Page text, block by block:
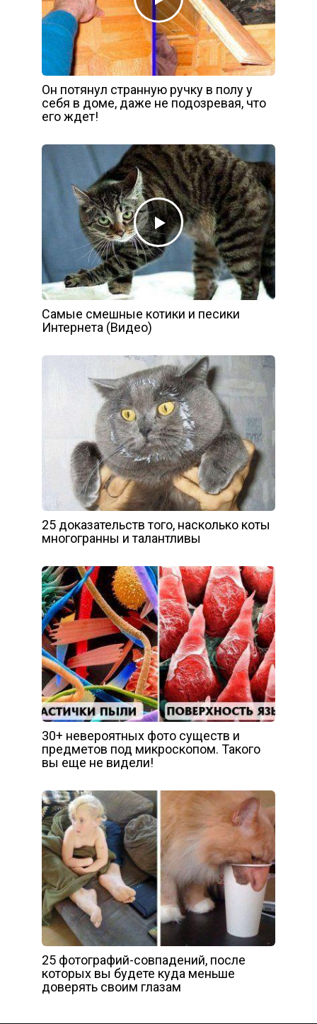
Он потянул странную ручку в полу у
себя в доме, даже не подозревая, что
его ждет!
Самые смешные котики и песики
Интернета (Видео)
25 доказательств того, насколько коты
многогранны и талантливы
30+ невероятных фото существ и
предметов под микроскопом. Такого
вы еще не видели!
25 фотографий-совпадений, после
которых вы будете куда меньше
доверять своим глазам